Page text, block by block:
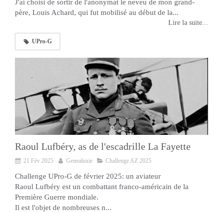
J'ai choisi de sortir de l'anonymat le neveu de mon grand-
père, Louis Achard, qui fut mobilisé au début de la...
Lire la suite...
UPro-G
Raoul Lufbéry, as de l'escadrille La Fayette
21 Fév 2025 Genealuxie Challenge AZ 2025
Challenge UPro-G de février 2025: un aviateur
Raoul Lufbéry est un combattant franco-américain de la
Première Guerre mondiale.
Il est l'objet de nombreuses n...